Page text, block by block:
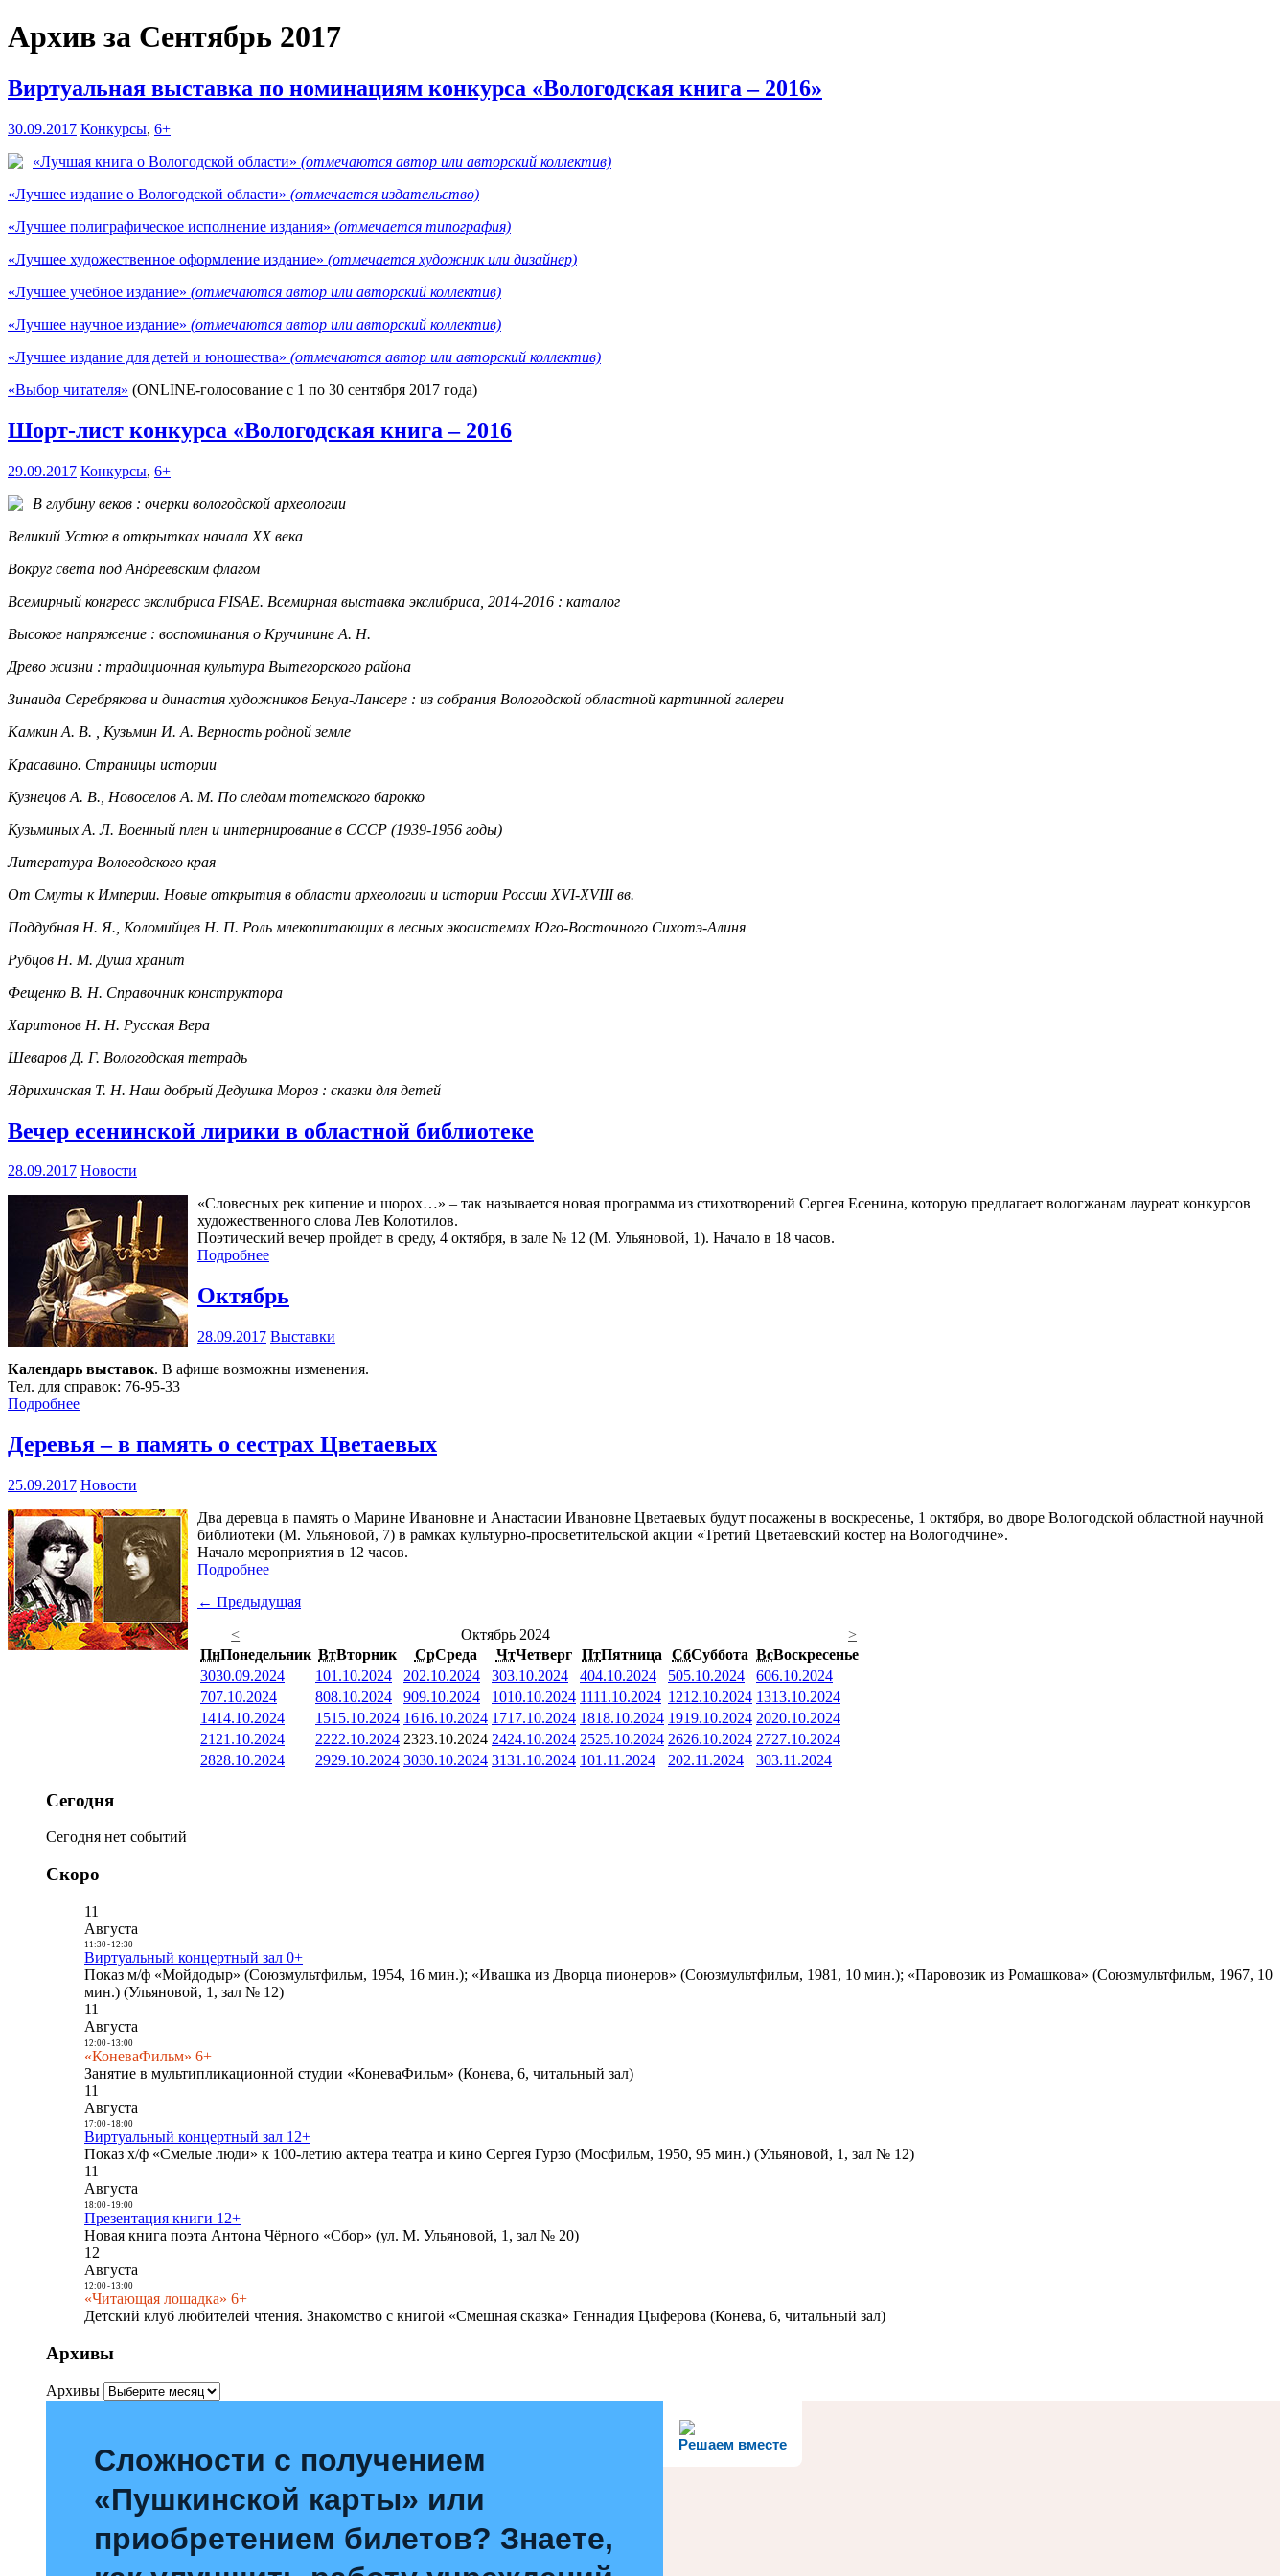
Архив за Сентябрь 2017
Виртуальная выставка по номинациям конкурса «Вологодская книга – 2016»
30.09.2017 Конкурсы, 6+
«Лучшая книга о Вологодской области» (отмечаются автор или авторский коллектив)
«Лучшее издание о Вологодской области» (отмечается издательство)
«Лучшее полиграфическое исполнение издания» (отмечается типография)
«Лучшее художественное оформление издание» (отмечается художник или дизайнер)
«Лучшее учебное издание» (отмечаются автор или авторский коллектив)
«Лучшее научное издание» (отмечаются автор или авторский коллектив)
«Лучшее издание для детей и юношества» (отмечаются автор или авторский коллектив)
«Выбор читателя» (ONLINE-голосование с 1 по 30 сентября 2017 года)
Шорт-лист конкурса «Вологодская книга – 2016
29.09.2017 Конкурсы, 6+
В глубину веков : очерки вологодской археологии
Великий Устюг в открытках начала XX века
Вокруг света под Андреевским флагом
Всемирный конгресс экслибриса FISAE. Всемирная выставка экслибриса, 2014-2016 : каталог
Высокое напряжение : воспоминания о Кручинине А. Н.
Древо жизни : традиционная культура Вытегорского района
Зинаида Серебрякова и династия художников Бенуа-Лансере : из собрания Вологодской областной картинной галереи
Камкин А. В. , Кузьмин И. А. Верность родной земле
Красавино. Страницы истории
Кузнецов А. В., Новоселов А. М. По следам тотемского барокко
Кузьминых А. Л. Военный плен и интернирование в СССР (1939-1956 годы)
Литература Вологодского края
От Смуты к Империи. Новые открытия в области археологии и истории России XVI-XVIII вв.
Поддубная Н. Я., Коломийцев Н. П. Роль млекопитающих в лесных экосистемах Юго-Восточного Сихотэ-Алиня
Рубцов Н. М. Душа хранит
Фещенко В. Н. Справочник конструктора
Харитонов Н. Н. Русская Вера
Шеваров Д. Г. Вологодская тетрадь
Ядрихинская Т. Н. Наш добрый Дедушка Мороз : сказки для детей
Вечер есенинской лирики в областной библиотеке
28.09.2017 Новости
«Словесных рек кипение и шорох…» – так называется новая программа из стихотворений Сергея Есенина, которую предлагает вологжанам лауреат конкурсов
художественного слова Лев Колотилов.
Поэтический вечер пройдет в среду, 4 октября, в зале № 12 (М. Ульяновой, 1). Начало в 18 часов.
Подробнее
Октябрь
28.09.2017 Выставки
Календарь выставок. В афише возможны изменения.
Тел. для справок: 76-95-33
Подробнее
Деревья – в память о сестрах Цветаевых
25.09.2017 Новости
Два деревца в память о Марине Ивановне и Анастасии Ивановне Цветаевых будут посажены в воскресенье, 1 октября, во дворе Вологодской областной научной
библиотеки (М. Ульяновой, 7) в рамках культурно-просветительской акции «Третий Цветаевский костер на Вологодчине».
Начало мероприятия в 12 часов.
Подробнее
← Предыдущая
<
Октябрь 2024
>
ПнПонедельник ВтВторник СрСреда ЧтЧетверг ПтПятница СбСуббота ВсВоскресенье
3030.09.2024 101.10.2024 202.10.2024 303.10.2024 404.10.2024 505.10.2024 606.10.2024
707.10.2024 808.10.2024 909.10.2024 1010.10.2024 1111.10.2024 1212.10.2024 1313.10.2024
1414.10.2024 1515.10.2024 1616.10.2024 1717.10.2024 1818.10.2024 1919.10.2024 2020.10.2024
21 21.10.2024 2222.10.2024 2323.10.2024 2424.10.2024 2525.10.2024 2626.10.2024 2727.10.2024
2828.10.2024 2929.10.2024 3030.10.2024 3131.10.2024 101.11.2024 202.11.2024 303.11.2024
Сегодня
Сегодня нет событий
Скоро
11
Августа
11:30- 12:30
Виртуальный концертный зал 0+
Показ м/ф «Мойдодыр» (Союзмультфильм, 1954, 16 мин.); «Ивашка из Дворца пионеров» (Союзмультфильм, 1981, 10 мин.); «Паровозик из Ромашкова» (Союзмультфильм, 1967, 10
мин.) (Ульяновой, 1, зал № 12)
11
Августа
12:00- 13:00
«КоневаФильм» 6+
Занятие в мультипликационной студии «КоневаФильм» (Конева, 6, читальный зал)
11
Августа
17:00- 18:00
Виртуальный концертный зал 12+
Показ х/ф «Смелые люди» к 100-летию актера театра и кино Сергея Гурзо (Мосфильм, 1950, 95 мин.) (Ульяновой, 1, зал № 12)
11
Августа
18:00- 19:00
Презентация книги 12+
Новая книга поэта Антона Чёрного «Сбор» (ул. М. Ульяновой, 1, зал № 20)
12
Августа
12:00- 13:00
«Читающая лошадка» 6+
Детский клуб любителей чтения. Знакомство с книгой «Смешная сказка» Геннадия Цыферова (Конева, 6, читальный зал)
Архивы
Архивы
Решаем вместе
Сложности с получением
«Пушкинской карты» или
приобретением билетов? Знаете,